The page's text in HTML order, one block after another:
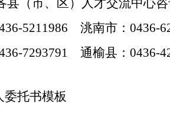
县（市、区）人才交流中心
5211986 洮南市：0436-
7293791 通榆县：0436-
托书模板